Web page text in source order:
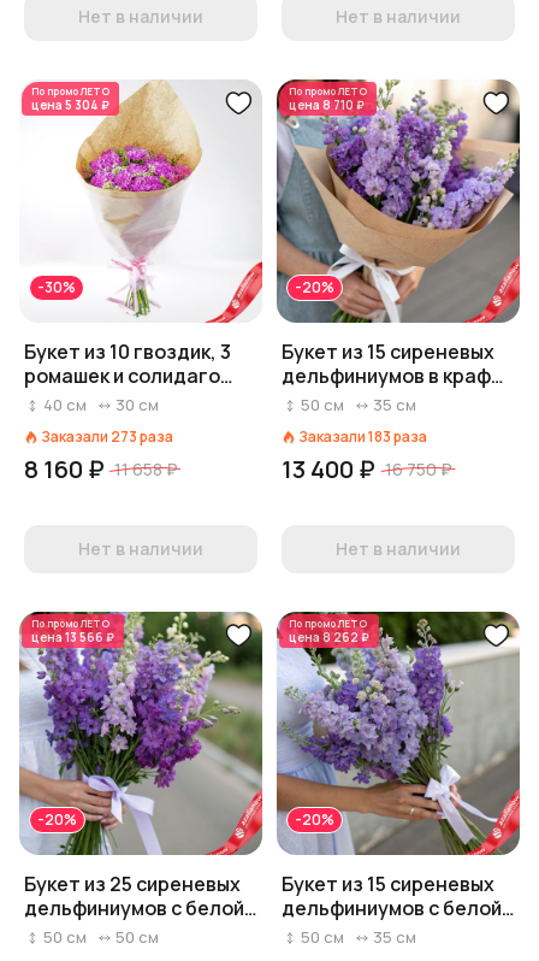
Нет в наличии Нет в наличии
По промоЛЕТО
цена 5 304 ₽
-30%
Букет из 10 гвоздик, 3
ромашек и солидаго
«Сиреневая радость»
40 см 30 см
Заказали 273раза
8 160 ₽ 11 658 ₽
Нет в наличии
По промоЛЕТО
цена 8 710 ₽
-20%
Букет из 15 сиреневых
дельфиниумов в крафте
с белой лентой
50 см 35 см
Заказали183раза
13 400 ₽ 16 750 ₽
Нет в наличии
По промоЛЕТО
цена13 566 ₽
-20%
Букет из 25 сиреневых
дельфиниумов с белой
лентой
50 см 50 см
По промоЛЕТО
цена 8 262 ₽
-20%
Букет из 15 сиреневых
дельфиниумов с белой
лентой
50 см 35 см